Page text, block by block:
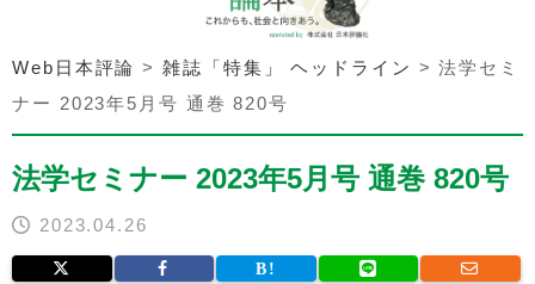
Web日本評論 >雑誌「特集」 ヘッドライン >法学セミ
ナー 2023年5月号 通巻 820号
法学セミナー 2023年5月号 通巻 820号
2023.04.26